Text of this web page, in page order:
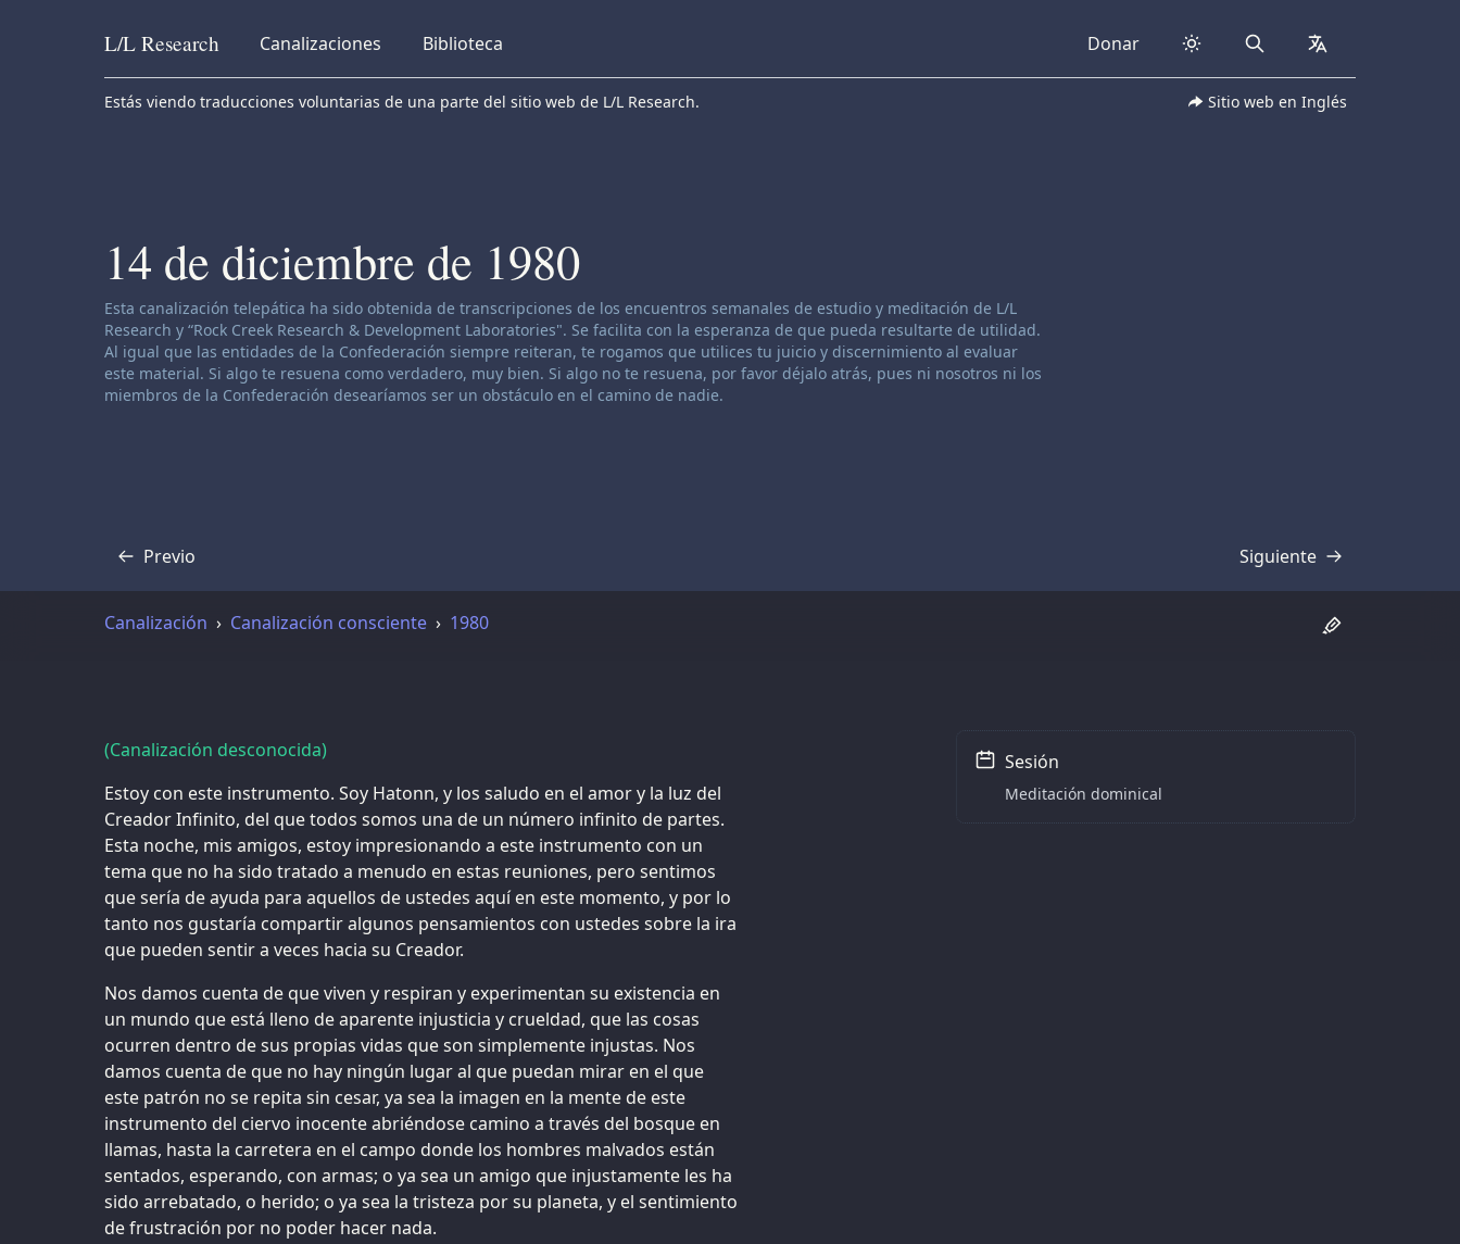
Skip to content
L/L Research Canalizaciones Biblioteca Donar Search collapsed
Estás viendo traducciones voluntarias de una parte del sitio web de L/L Research. Sitio web en Inglés
14 de diciembre de 1980
Descargo de responsabilidad de canalización:
Esta canalización telepática ha sido obtenida de transcripciones de los encuentros semanales de estudio y meditación de L/L
Research y “Rock Creek Research & Development Laboratories". Se facilita con la esperanza de que pueda resultarte de utilidad.
Al igual que las entidades de la Confederación siempre reiteran, te rogamos que utilices tu juicio y discernimiento al evaluar
este material. Si algo te resuena como verdadero, muy bien. Si algo no te resuena, por favor déjalo atrás, pues ni nosotros ni los
miembros de la Confederación desearíamos ser un obstáculo en el camino de nadie.
Previo
Transcripción Siguiente
Transcripción
Canalización Canalización consciente 1980
(Canalización desconocida)
Estoy con este instrumento. Soy Hatonn, y los saludo en el amor y la luz del
Creador Infinito, del que todos somos una de un número infinito de partes.
Esta noche, mis amigos, estoy impresionando a este instrumento con un
tema que no ha sido tratado a menudo en estas reuniones, pero sentimos
que sería de ayuda para aquellos de ustedes aquí en este momento, y por lo
tanto nos gustaría compartir algunos pensamientos con ustedes sobre la ira
que pueden sentir a veces hacia su Creador.
Nos damos cuenta de que viven y respiran y experimentan su existencia en
un mundo que está lleno de aparente injusticia y crueldad, que las cosas
ocurren dentro de sus propias vidas que son simplemente injustas. Nos
damos cuenta de que no hay ningún lugar al que puedan mirar en el que
este patrón no se repita sin cesar, ya sea la imagen en la mente de este
instrumento del ciervo inocente abriéndose camino a través del bosque en
llamas, hasta la carretera en el campo donde los hombres malvados están
sentados, esperando, con armas; o ya sea un amigo que injustamente les ha
sido arrebatado, o herido; o ya sea la tristeza por su planeta, y el sentimiento
de frustración por no poder hacer nada.
Sesión
Meditación dominical